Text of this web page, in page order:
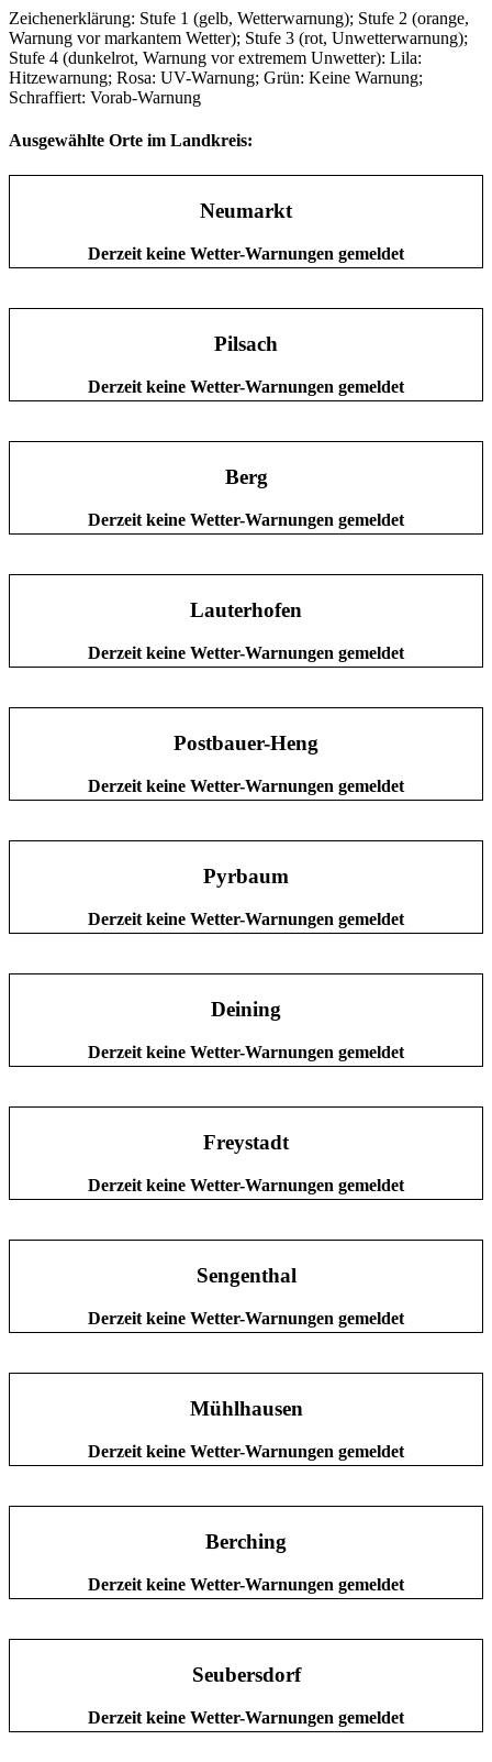
Zeichenerklärung: Stufe 1 (gelb, Wetterwarnung); Stufe 2 (orange,
Warnung vor markantem Wetter); Stufe 3 (rot, Unwetterwarnung);
Stufe 4 (dunkelrot, Warnung vor extremem Unwetter): Lila:
Hitzewarnung; Rosa: UV-Warnung; Grün: Keine Warnung;
Schraffiert: Vorab-Warnung
Ausgewählte Orte im Landkreis:
Neumarkt
Derzeit keine Wetter-Warnungen gemeldet
Pilsach
Derzeit keine Wetter-Warnungen gemeldet
Berg
Derzeit keine Wetter-Warnungen gemeldet
Lauterhofen
Derzeit keine Wetter-Warnungen gemeldet
Postbauer-Heng
Derzeit keine Wetter-Warnungen gemeldet
Pyrbaum
Derzeit keine Wetter-Warnungen gemeldet
Deining
Derzeit keine Wetter-Warnungen gemeldet
Freystadt
Derzeit keine Wetter-Warnungen gemeldet
Sengenthal
Derzeit keine Wetter-Warnungen gemeldet
Mühlhausen
Derzeit keine Wetter-Warnungen gemeldet
Berching
Derzeit keine Wetter-Warnungen gemeldet
Seubersdorf
Derzeit keine Wetter-Warnungen gemeldet